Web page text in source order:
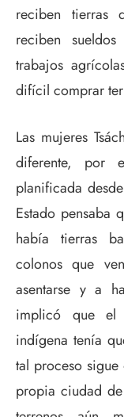
reciben tierras
reciben
trabajos
difícil comprar
Las mujeres
diferente, por
planificada
Estado pensaba
había tierras
colonos que
asentarse y a
implicó que el
indígena tenía
tal proceso
propia ciudad